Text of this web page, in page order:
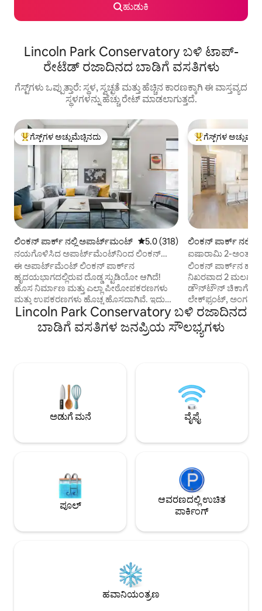
ಹುಡುಕಿ
Lincoln Park Conservatory ಬಳಿ ಟಾಪ್-
ರೇಟೆಡ್ ರಜಾದಿನದ ಬಾಡಿಗೆ ವಸತಿಗಳು
ಗೆಸ್ಟ್‌ಗಳು ಒಪ್ಪುತ್ತಾರೆ: ಸ್ಥಳ, ಸ್ವಚ್ಛತೆ ಮತ್ತು ಹೆಚ್ಚಿನ ಕಾರಣಕ್ಕಾಗಿ ಈ ವಾಸ್ತವ್ಯದ
ಸ್ಥಳಗಳನ್ನು ಹೆಚ್ಚು ರೇಟ್ ಮಾಡಲಾಗುತ್ತದೆ.
ಗೆಸ್ಟ್‌ಗಳಿಗೆ ಅತಿ ಹೆಚ್ಚು ಅಚ್ಚುಮೆಚ್ಚಿನದು
ಗೆಸ್ಟ್‌ಗಳ ಅಚ್ಚುಮೆಚ್ಚಿನದು
ಲಿಂಕನ್ ಪಾರ್ಕ್ ನಲ್ಲಿ ಅಪಾರ್ಟ್‌ಮಂಟ್ 5 ರಲ್ಲಿ 5.0 ಸರಾಸರಿ ರೇಟಿಂಗ್, 318
5.0 (318)
ನಯಗೊಳಿಸಿದ ಅಪಾರ್ಟ್‌ಮೆಂಟ್‌ನಿಂದ ಲಿಂಕನ್
ಪಾರ್ಕ್ ಅನ್ನು ಅನ್ವೇಷಿಸಿ
ಈ ಅಪಾರ್ಟ್‌ಮೆಂಟ್ ಲಿಂಕನ್ ಪಾರ್ಕ್‌ನ
ಹೃದಯಭಾಗದಲ್ಲಿರುವ ದೊಡ್ಡ ಸ್ಟುಡಿಯೋ ಆಗಿದೆ!
ಹೊಸ ನಿರ್ಮಾಣ ಮತ್ತು ಎಲ್ಲಾ ಪೀಠೋಪಕರಣಗಳು
ಮತ್ತು ಉಪಕರಣಗಳು ಹೊಚ್ಚ ಹೊಸದಾಗಿವೆ. ಇದು
ದಂಪತಿಗಳಿಗೆ ಸೂಕ್ತವಾಗಿದೆ...ಆದರೆ ಹುಡುಗಿಯರ
ಟ್ರಿಪ್ ಅಥವಾ ಚಿಕ್ಕ ಮಕ್ಕಳೊಂದಿಗೆ ಕುಟುಂಬಕ್ಕೆ 3-4
ನಿದ್ರಿಸಬಹುದು. ನಿಮ್ಮ ವಾಸ್ತವ್ಯಕ್ಕೆ ಕೆಲವು ದಿನಗಳ
ಅಥವಾ ಇಮೇಲ್ ಮೂಲಕ ಲಭ್ಯವಿರುತ್ತೇವೆ. ಲಿಂಕನ್
ಪಾರ್ಕ್‌ನಲ್ಲಿ ಹೊಂದಿಸಿ, ಈ ಅಪಾರ್ಟ್‌ಮೆಂಟ್
ಆರ್ಮಿಟೇಜ್ ಮತ್ತು ಹಾಲ್‌ಸ್ಟೆಡ್ ಅವೆನ್ಯೂ ಉದ್ದಕ್ಕೂ
ಶಾಪಿಂಗ್ ಮಾಡುವುದರಿಂದ ಮೆಟ್ಟಿಲುಗಳ ದೂರದಲ್ಲಿದೆ.
ಮತ್ತು ಕೆಫೆಗಳು, ಜೊತೆಗೆ ಡೌನ್‌ಟೌನ್ ಮತ್ತು ನಗರದ
ರಸ್ತೆ ಪಾರ್ಕಿಂಗ್ ತುಲನಾತ್ಮಕವಾಗಿ ಸುಲಭ ಮತ್ತು ನಾವು
ಮೇಜಿನ ಮೇಲಿನ ಅಪಾರ್ಟ್‌ಮೆಂಟ್‌ನಲ್ಲಿ ಉಚಿತ ವಸತಿ
ಪಾರ್ಕಿಂಗ್ ಸ್ಟಿಕ್ಕರ್‌ಗಳನ್ನು ನೀಡುತ್ತೇವೆ. ನಾವು ಪ್ರತಿ
ರಾತ್ರಿಗೆ $ 20 ಗೆ ಕ್ಲೀನ್ ಗ್ಯಾರೇಜ್ ಸ್ಥಳವನ್ನು (ಉಚಿತ EV
ಗೆಸ್ಟ್‌ಗಳಿಗೆ ಅತಿ ಹೆಚ್ಚು
ಗೆಸ್ಟ್‌ಗಳ
ಲಿಂಕನ್ ಪಾರ್ಕ್ ನಲ್ಲಿ ಅ
ಪಾರ್ಟ್‌ಮಂಟ್
ಐಷಾರಾಮಿ 2-
ಲಿಂಕನ್ ಪಾರ್ಕ್
ಲಿಂಕನ್ ಪಾರ್ಕ್‌ನ
ನಿಖರವಾದ 2
ಡೌನ್‌ಟೌನ್ ಚಿಕಾಗೊ,
ಲೇಕ್‌ಫ್ರಂಟ್,
ರಾತ್ರಿಜೀವನಕ್ಕೆ
ಐಷಾರಾಮಿ ಡಿಸೈನರ್
ಮಹಡಿಯ
ಮಂಚ, ಗೌರ್ಮೆಟ್ ಕಿಚನ್,
ವಾಷರ್/ಡ್ರೈಯರ್
ಬೆಡ್‌ರೂಮ್‌ಗಳನ್ನು
ಸಂಪೂರ್ಣವಾಗಿ
Lincoln Park Conservatory ಬಳಿ ರಜಾದಿನದ
ಬಾಡಿಗೆ ವಸತಿಗಳ ಜನಪ್ರಿಯ ಸೌಲಭ್ಯಗಳು
ಅಡುಗೆ ಮನೆ ವೈಫೈ
ಪೂಲ್
ಆವರಣದಲ್ಲಿ ಉಚಿತ
ಪಾರ್ಕಿಂಗ್
ಹವಾನಿಯಂತ್ರಣ